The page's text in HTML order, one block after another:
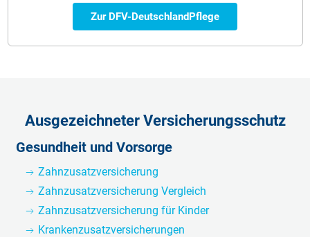
Zur DFV-DeutschlandPflege
Ausgezeichneter Versicherungsschutz
Gesundheit und Vorsorge
Zahnzusatzversicherung
Zahnzusatzversicherung Vergleich
Zahnzusatzversicherung für Kinder
Krankenzusatzversicherungen